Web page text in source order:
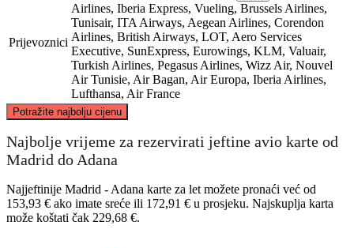
Prijevoznici
Airlines, Iberia Express, Vueling, Brussels Airlines,
Tunisair, ITA Airways, Aegean Airlines, Corendon
Airlines, British Airways, LOT, Aero Services
Executive, SunExpress, Eurowings, KLM, Valuair,
Turkish Airlines, Pegasus Airlines, Wizz Air, Nouvel
Air Tunisie, Air Bagan, Air Europa, Iberia Airlines,
Lufthansa, Air France
Potražite najbolju cijenu
Madrid
Najbolje vrijeme za rezervirati jeftine avio karte od
Madrid do Adana
Najjeftinije Madrid - Adana karte za let možete pronaći već od
153,93 € ako imate sreće ili 172,91 € u prosjeku. Najskuplja karta
može koštati čak 229,68 €.